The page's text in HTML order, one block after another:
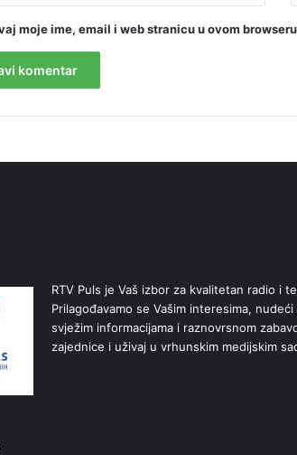
moje ime, email i web stranicu u ovom
RTV Puls je Vaš izbor za kvalitetan radio i
Prilagođavamo se Vašim interesima,
svježim informacijama i raznovrsnom
zajednice i uživaj u vrhunskim medijskim